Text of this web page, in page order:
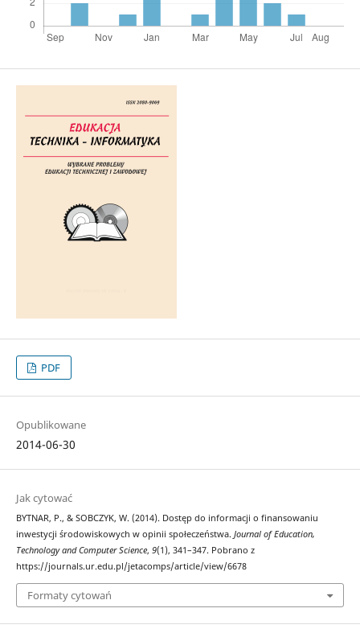
PDF
Opublikowane
2014-06-30
Jak cytować
BYTNAR, P., & SOBCZYK, W. (2014). Dostęp do informacji o finansowaniu
inwestycji środowiskowych w opinii społeczeństwa. Journal of Education,
Technology and Computer Science, 9(1), 341–347. Pobrano z
https://journals.ur.edu.pl/jetacomps/article/view/6678
Formaty cytowań